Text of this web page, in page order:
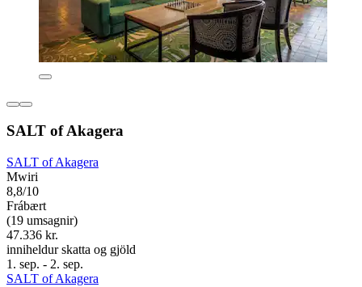
SALT of Akagera
SALT of Akagera
Mwiri
8,8/10
Frábært
(19 umsagnir)
47.336 kr.
inniheldur skatta og gjöld
1. sep. - 2. sep.
SALT of Akagera